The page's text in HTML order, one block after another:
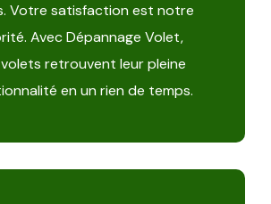
Votre satisfaction est notre
Avec Dépannage Volet,
retrouvent leur pleine
en un rien de temps.